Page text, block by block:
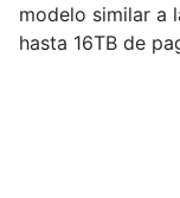
modelo similar a
hasta 16TB de